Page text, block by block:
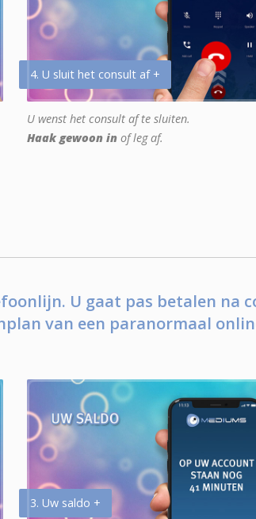
4. U sluit het consult af +
U wenst het consult af te sluiten.
Haak gewoon in of leg af.
U gaat pas betalen na
van een paranormaal
3. Uw saldo +